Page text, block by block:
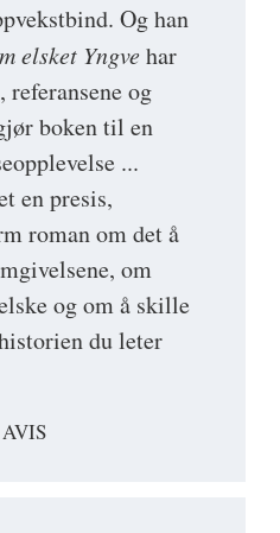
Og han
elsket Yngvehar
referansene og
boken til en
...
en presis,
roman om det å
om
og om å skille
du leter